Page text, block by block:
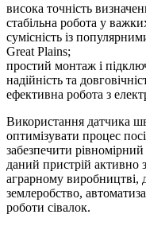
висока точність
стабільна робота у
сумісність із
Great Plains;
простий монтаж і
надійність та
ефективна робота з
Використання датчика
оптимізувати процес
забезпечити
даний пристрій активно
аграрному виробництві,
землеробство,
роботи сівалок.